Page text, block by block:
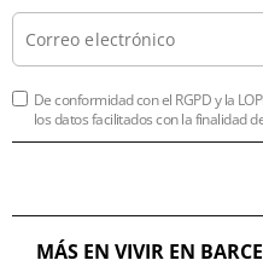
De conformidad con el RGPD y la
los datos facilitados con la finalidad
MÁS EN VIVIR EN